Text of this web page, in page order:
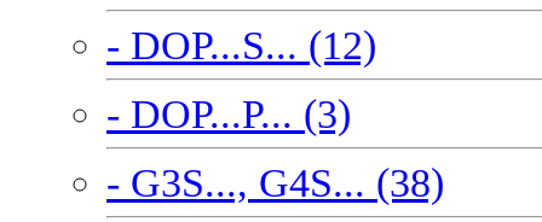
- DOP...S... (12)
- DOP...P... (3)
- G3S..., G4S... (38)